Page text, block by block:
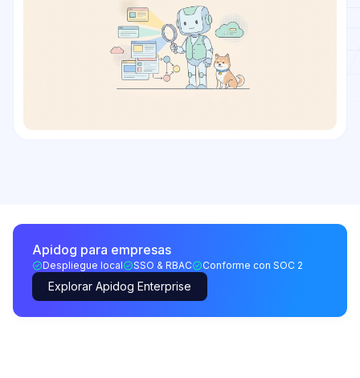
Apidog para empresas
Despliegue local SSO & RBAC Conforme con SOC 2
Explorar Apidog Enterprise